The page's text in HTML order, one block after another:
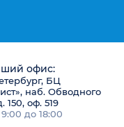
офис:
БЦ
наб. Обводного
150, оф. 519
до 18:00